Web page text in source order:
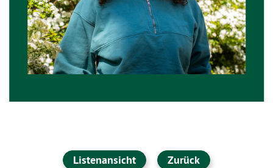
Listenansicht Zurück